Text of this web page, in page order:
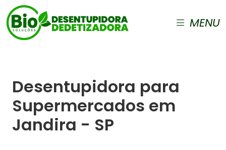
MENU
Desentupidora para
Supermercados em
Jandira - SP